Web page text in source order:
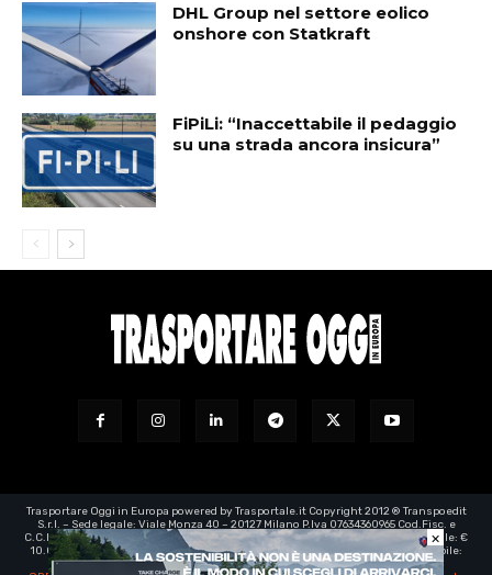
DHL Group nel settore eolico
onshore con Statkraft
FiPiLi: “Inaccettabile il pedaggio
su una strada ancora insicura”
Trasportare Oggi in Europa powered by Trasportale.it Copyright 2012 ® Transpoedit
S.r.l. – Sede legale: Viale Monza 40 – 20127 Milano P.Iva 07634360965 Cod.Fisc. e
C.C.I.A.A. Milano registro imprese: 07634360965 – Rea n° 1973199 - Capitale Sociale: €
10.000,00 – e-mail certificata:transpoedit@legalmail.it- Direttore responsabile:
Luca Barassi
×